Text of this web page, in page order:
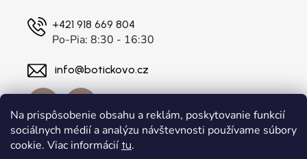
Na prispôsobenie obsahu a reklám, poskytovanie funkcií
sociálnych médií a analýzu návštevnosti používame súbory
cookie. Viac informácií tu.
+421 918 669 804
Po-Pia: 8:30 - 16:30
info@botickovo.cz